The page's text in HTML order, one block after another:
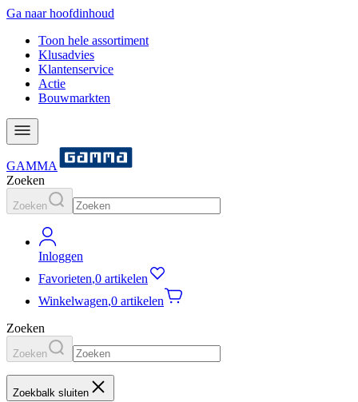
Ga naar hoofdinhoud
Toon hele assortiment
Klusadvies
Klantenservice
Actie
Bouwmarkten
GAMMA
Zoeken
Zoeken
Inloggen
Favorieten,0 artikelen
Winkelwagen,0 artikelen
Zoeken
Zoeken
Zoekbalk sluiten